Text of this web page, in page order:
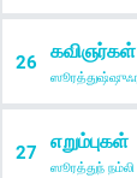
26 கவிஞர்கள்
27 எறும்புகள்
ஸூரத்துந் நம்லி